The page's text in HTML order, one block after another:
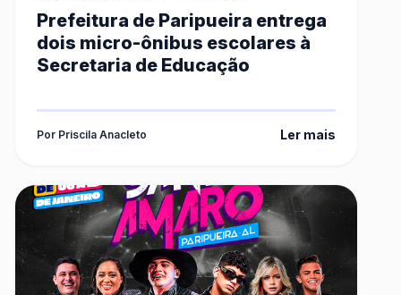
Prefeitura de Paripueira entrega
dois micro-ônibus escolares à
Secretaria de Educação
Por Priscila Anacleto Ler mais